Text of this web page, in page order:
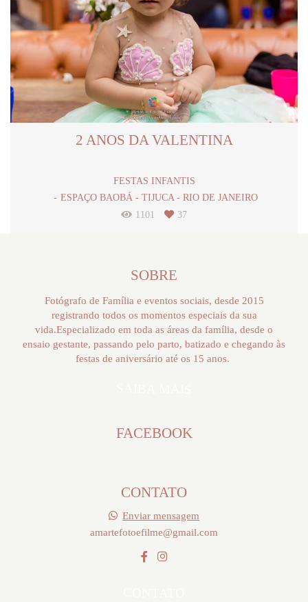
2 ANOS DA VALENTINA
FESTAS INFANTIS
ESPAÇO BAOBÁ - TIJUCA - RIO DE JANEIRO
1101
37
SOBRE
Fotógrafo de Família e eventos sociais, desde 2015
registrando todos os momentos especiais da sua
vida.Especializado em toda as áreas da família, desde o
ensaio gestante, passando pelo parto, batizado e chegando às
festas de aniversário até os 15 anos.
FACEBOOK
CONTATO
Enviar mensagem
amartefotoefilme@gmail.com